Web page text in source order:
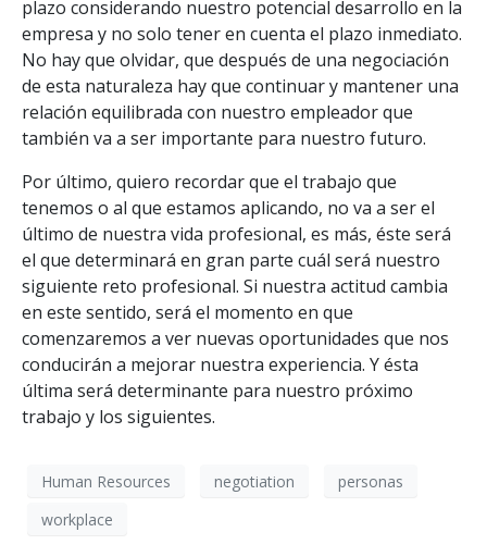
plazo considerando nuestro potencial desarrollo en la
empresa y no solo tener en cuenta el plazo inmediato.
No hay que olvidar, que después de una negociación
de esta naturaleza hay que continuar y mantener una
relación equilibrada con nuestro empleador que
también va a ser importante para nuestro futuro.
Por último, quiero recordar que el trabajo que
tenemos o al que estamos aplicando, no va a ser el
último de nuestra vida profesional, es más, éste será
el que determinará en gran parte cuál será nuestro
siguiente reto profesional. Si nuestra actitud cambia
en este sentido, será el momento en que
comenzaremos a ver nuevas oportunidades que nos
conducirán a mejorar nuestra experiencia. Y ésta
última será determinante para nuestro próximo
trabajo y los siguientes.
Human Resources negotiation
personas
workplace